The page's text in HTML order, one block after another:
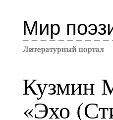
Мир
Кузмин
«Эхо